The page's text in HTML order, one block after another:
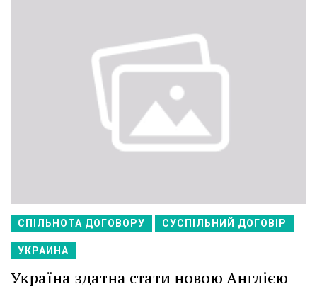
СПІЛЬНОТА ДОГОВОРУ СУСПІЛЬНИЙ ДОГОВІР
УКРАИНА
Україна здатна стати новою Англією